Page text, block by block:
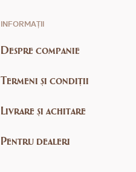
INFORMAȚII
Despre companie
Termeni și condiții
Livrare și achitare
Pentru dealeri